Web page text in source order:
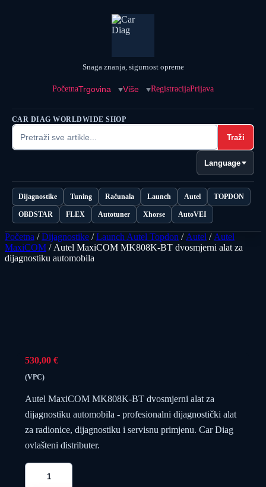
Snaga znanja, sigurnost opreme
PočetnaTrgovina Više RegistracijaPrijava
CAR DIAG WORLDWIDE SHOP
Traži
Language
Dijagnostike Tuning Računala Launch Autel TOPDON
OBDSTAR FLEX Autotuner Xhorse AutoVEI
Početna /Dijagnostike /Launch Autel Topdon / Autel / Autel
MaxiCOM / Autel MaxiCOM MK808K-BT dvosmjerni alat za
dijagnostiku automobila
530,00 €
(VPC)
Autel MaxiCOM MK808K-BT dvosmjerni alat za
dijagnostiku automobila - profesionalni dijagnostički alat
za radionice, dijagnostiku i servisnu primjenu. Car Diag
ovlašteni distributer.
Autel
MaxiCOM